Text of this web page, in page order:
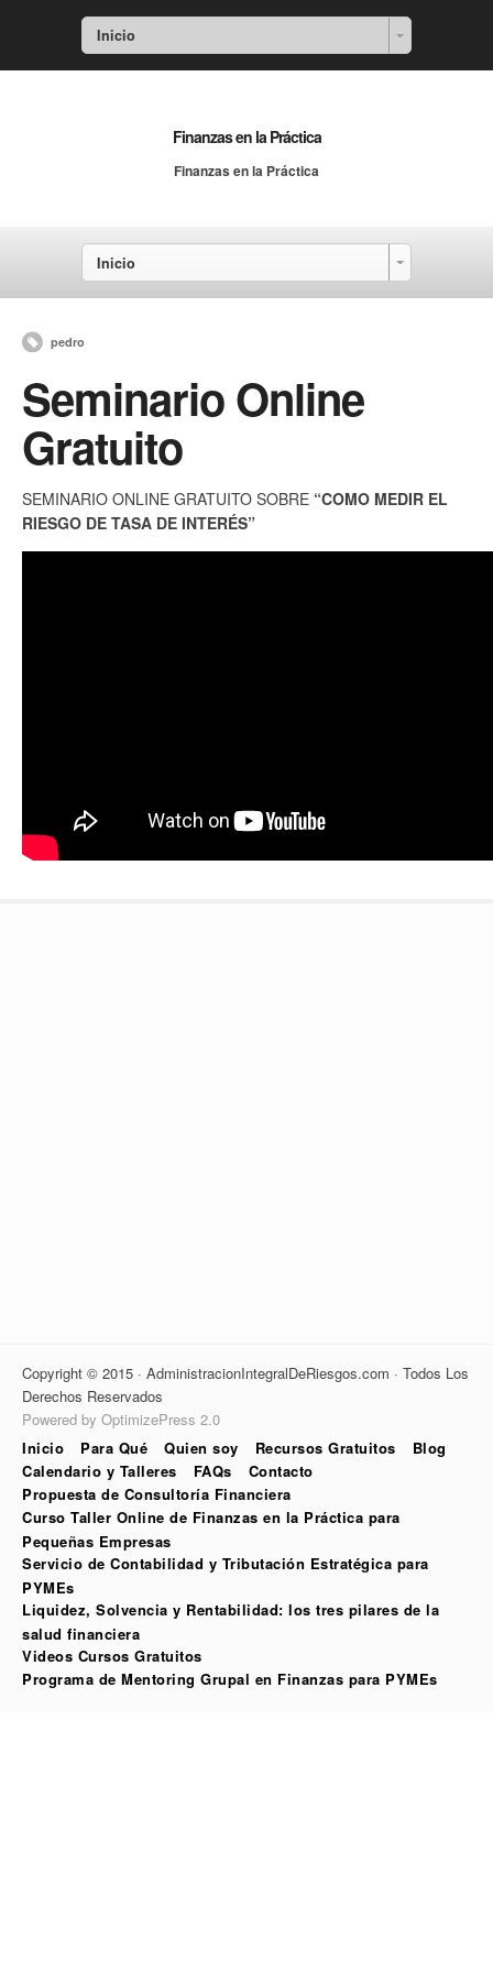
Inicio
Finanzas en la Práctica
Finanzas en la Práctica
Inicio
pedro
Seminario Online
Gratuito
SEMINARIO ONLINE GRATUITO SOBRE “COMO MEDIR EL
RIESGO DE TASA DE INTERÉS”
Copyright © 2015 · AdministracionIntegralDeRiesgos.com · Todos Los
Derechos Reservados
Powered by OptimizePress 2.0
Inicio
Para Qué Quien soy Recursos Gratuitos
Blog
Calendario y Talleres
FAQs
Contacto
Propuesta de Consultoría Financiera
Curso Taller Online de Finanzas en la Práctica para
Pequeñas Empresas
Servicio de Contabilidad y Tributación Estratégica para
PYMEs
Liquidez, Solvencia y Rentabilidad: los tres pilares de la
salud financiera
Videos Cursos Gratuitos
Programa de Mentoring Grupal en Finanzas para PYMEs